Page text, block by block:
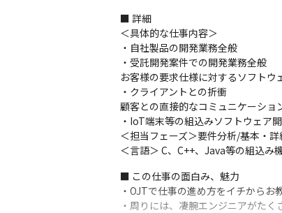
■ 詳細
＜具体的な仕事内容＞
・自社製品の開発業務全般
・受託開発案件での開発業務全般
お客様の要求仕様に対するソフトウ
・クライアントとの折衝
顧客との直接的なコミュニケーショ
・IoT端末等の組込みソフトウェア
＜担当フェーズ＞要件分析/基本・
＜言語＞ C、C++、Java等の組込
■ この仕事の面白み、魅力
・OJTで仕事の進め方をイチからお
・周りには、凄腕エンジニアがた